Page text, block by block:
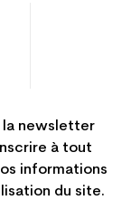
newsletter
à tout
informations
du site.